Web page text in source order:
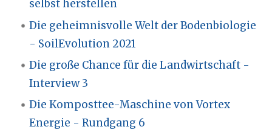
selbst herstellen
Die geheimnisvolle Welt der Bodenbiologie
- SoilEvolution 2021
Die große Chance für die Landwirtschaft -
Interview 3
Die Komposttee-Maschine von Vortex
Energie - Rundgang 6